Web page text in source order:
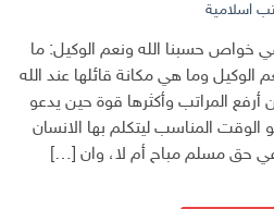
اسلامية
خواص حسبنا الله ونعم الوكيل: ما
الوكيل وما هي مكانة قائلها عند الله
المراتب وأكثرها قوة حين يدعو
المناسب ليتكلم بها الانسان
حق مسلم مباح أم لا، وان […]